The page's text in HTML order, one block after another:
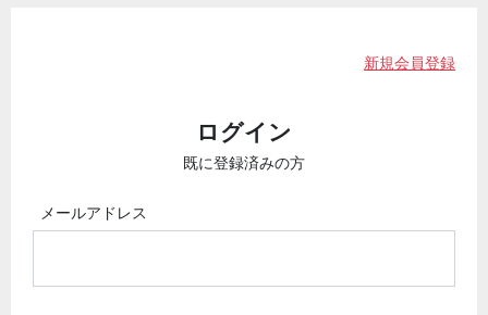
新規会員登録
ログイン
既に登録済みの方
メールアドレス